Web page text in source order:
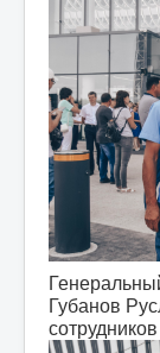
Губанов